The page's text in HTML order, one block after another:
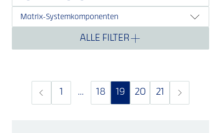
Matrix-Systemkomponenten
ALLE FILTER
... 18 19 20 21